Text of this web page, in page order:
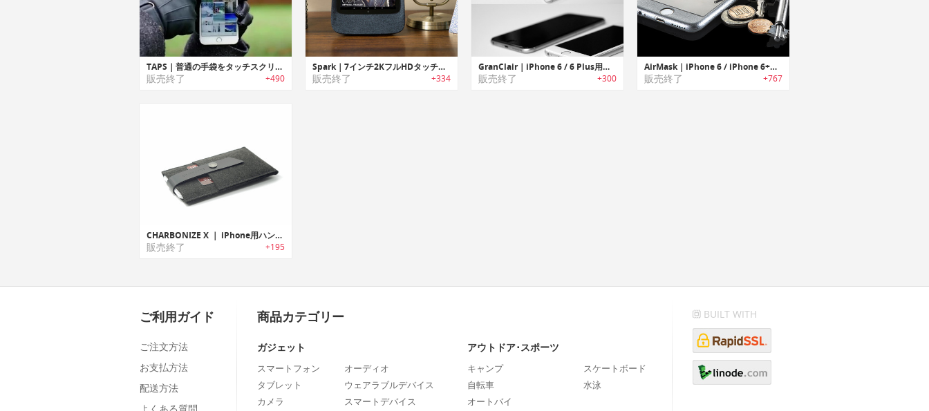
TAPS｜普通の手袋をタッチスクリーン対応手袋に変身させるステッカー「タップス」
販売終了 +490
Spark｜7インチ2KフルHDタッチスクリーン搭載 Hi-Fi スマートスピーカー「スパーク」
販売終了 +334
GranClair｜iPhone 6 / 6 Plus用のスクリーンプロテクター「グランクレアー」
販売終了 +300
AirMask｜iPhone 6 / iPhone 6+用エアマスク
販売終了 +767
CHARBONIZE X ｜ iPhone用ハンドメイドチャリティーウォレット
販売終了 +195
ご利用ガイド
ご注文方法
お支払方法
配送方法
よくある質問
商品カテゴリー
ガジェット
スマートフォン
タブレット
カメラ
オーディオ
ウェアラブルデバイス
スマートデバイス
アウトドア･スポーツ
キャンプ
自転車
オートバイ
スケートボード
水泳
BUILT WITH